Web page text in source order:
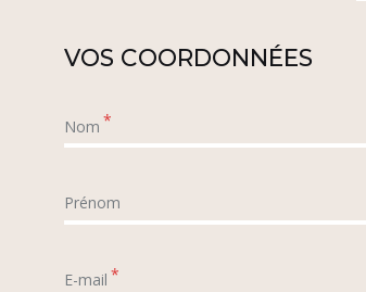
VOS COORDONNÉES
Nom *
Prénom
E-mail *